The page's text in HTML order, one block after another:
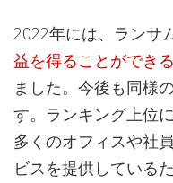
2022年には、ランサ
益を得ることができ
ました。今後も同様
す。ランキング上位
多くのオフィスや社
ビスを提供している